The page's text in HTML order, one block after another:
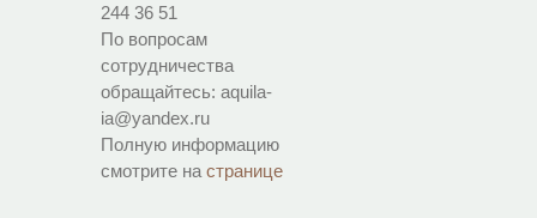
244 36 51
По вопросам
сотрудничества
обращайтесь: aquila-
ia@yandex.ru
Полную информацию
смотрите на странице